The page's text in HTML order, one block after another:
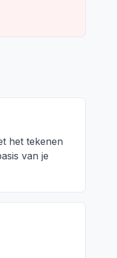
het tekenen
van je